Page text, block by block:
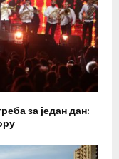
за један дан: